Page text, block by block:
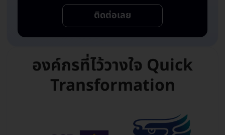
ติดต่อเลย
องค์กรที่ไว้วางใจ Quick
Transformation